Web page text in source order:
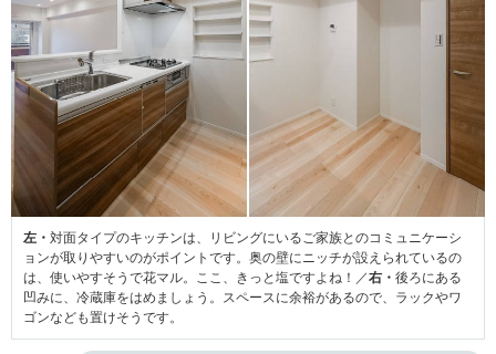
左・ 対面タイプのキッチンは、リビングにいるご家族とのコミュニケーシ
ョンが取りやすいのがポイントです。奥の壁にニッチが設えられているの
は、使いやすそうで花マル。ここ、きっと塩ですよね！／右・ 後ろにある
凹みに、冷蔵庫をはめましょう。スペースに余裕があるので、ラックやワ
ゴンなども置けそうです。